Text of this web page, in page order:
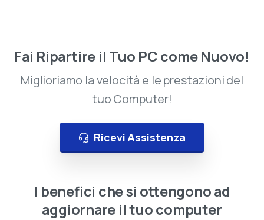
Fai Ripartire il Tuo PC come Nuovo!
Miglioriamo la velocità e le prestazioni del
tuo Computer!
Ricevi Assistenza
I benefici chesi ottengonoad
aggiornare iltuocomputer
Assistenza dedicata prima e dopo
l’acquisto
Disponibilità prodotti in tempo reale
Promozioni esclusive solo online